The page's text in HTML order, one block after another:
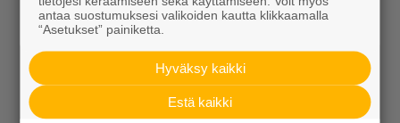
antaa suostumuksesi valikoiden kautta klikkaamalla
“Asetukset” painiketta.
Hyväksy kaikki
Estä kaikki